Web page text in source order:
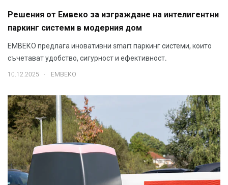
Решения от Емвеко за изграждане на интелигентни
паркинг системи в модерния дом
ЕМВЕКО предлага иновативни smart паркинг системи, които
съчетават удобство, сигурност и ефективност.
10.12.2025 . ЕМВЕКО